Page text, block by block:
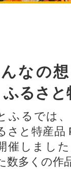
なの
ふるさと
ふるでは
さと特産品
催しまし
数多くの作